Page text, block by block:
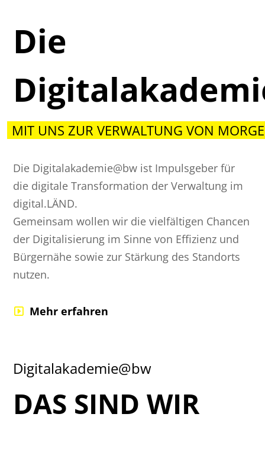
Die
MIT UNS ZUR VERWALTUNG VON
Die Digitalakademie@bw ist Impulsgeber für
die digitale Transformation der Verwaltung im
digital.LÄND.
Gemeinsam wollen wir die vielfältigen Chancen
der Digitalisierung im Sinne von Effizienz und
Bürgernähe sowie zur Stärkung des Standorts
nutzen.
Mehr erfahren
Digitalakademie@bw
DAS SIND WIR